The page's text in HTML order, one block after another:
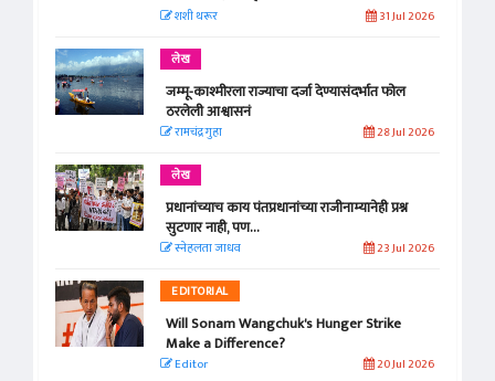
शशी थरूर 31 Jul 2026
लेख
जम्मू-काश्मीरला राज्याचा दर्जा देण्यासंदर्भात फोल
ठरलेली आश्वासनं
रामचंद्र गुहा 28 Jul 2026
लेख
प्रधानांच्याच काय पंतप्रधानांच्या राजीनाम्यानेही प्रश्न
सुटणार नाही, पण...
स्नेहलता जाधव 23 Jul 2026
EDITORIAL
Will Sonam Wangchuk's Hunger Strike
Make a Difference?
Editor 20 Jul 2026